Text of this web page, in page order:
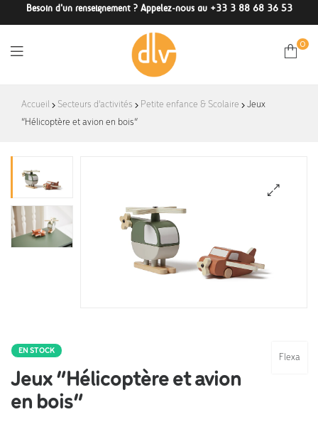
Besoin d'un renseignement ? Appelez-nous au +33 3 88 68 36 53
DLV-
France
0
Accueil Secteurs d'activités Petite enfance & Scolaire
Jeux
“Hélicoptère et avion en bois”
Flexa
EN STOCK
Jeux “Hélicoptère et avion
en bois”